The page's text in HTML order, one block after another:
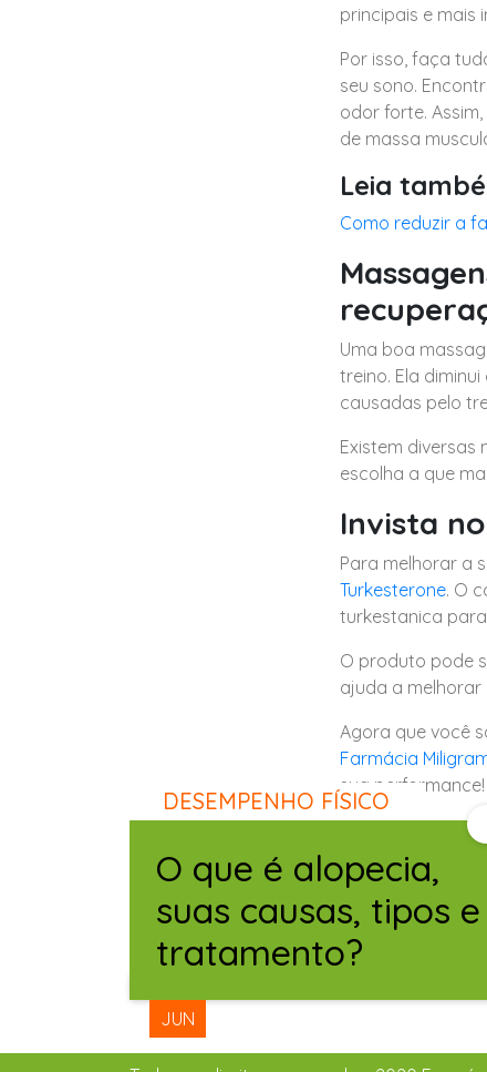
principais e mais
Por isso, faça
seu sono.
odor forte.
de massa
Leia
Como reduzir a
Uma boa
treino. Ela
causadas pelo
Existem
escolha a que
Invista no
Para melhorar a
Turkesterone. O
turkestanica
O produto pode
ajuda a
Agora que você
Farmácia
sua performance!
Leia Também
JUN
DESEMPENHO FÍSICO
O que é alopecia,
suas causas, tipos e
tratamento?